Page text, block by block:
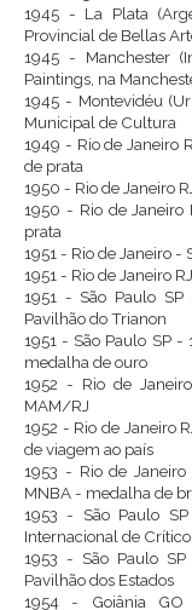
1945 - La Plata
Provincial de Bellas
1945 - Manchester
Paintings, na
1945 - Montevidéu
Municipal de Cultura
1949 - Rio de Janeiro
de prata
1950 - Rio de Janeiro
1950 - Rio de
prata
1951 - Rio de Janeiro
1951 - Rio de Janeiro
1951 - São Paulo
Pavilhão do Trianon
1951 - São Paulo SP -
medalha de ouro
1952 - Rio de
MAM/RJ
1952 - Rio de Janeiro
de viagem ao país
1953 - Rio de
MNBA - medalha de
1953 - São Paulo
Internacional de
1953 - São Paulo
Pavilhão dos Estados
1954 - Goiânia GO